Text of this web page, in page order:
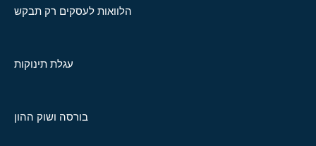
הלוואות לעסקים רק תבקש
עגלת תינוקות
בורסה ושוק ההון